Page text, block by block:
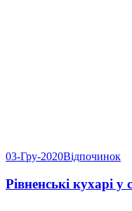
03-Гру-2020Відпочинок
Рівненські кухарі у